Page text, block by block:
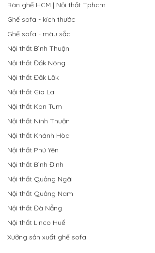
Bàn ghế HCM | Nội thất Tphcm
Ghế sofa - kích thước
Ghế sofa - màu sắc
Nội thất Bình Thuận
Nội thất Đăk Nông
Nội thất Đăk Lăk
Nội thất Gia Lai
Nội thất Kon Tum
Nội thất Ninh Thuận
Nội thất Khánh Hòa
Nội thất Phú Yên
Nội thất Bình Định
Nội thất Quảng Ngãi
Nội thất Quảng Nam
Nội thất Đà Nẵng
Nội thất Linco Huế
Xưởng sản xuất ghế sofa